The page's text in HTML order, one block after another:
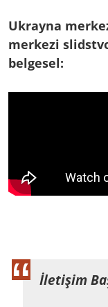
Ukrayna
merkezi
belgesel:
İletişim